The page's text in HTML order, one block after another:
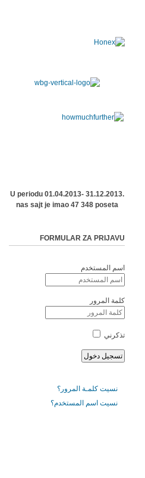
U periodu 01.04.2013- 31.12.2013.
nas sajt je imao 47 348 poseta
FORMULAR ZA PRIJAVU
اسم المستخدم
كلمة المرور
تذكرني
نسيت كلمـة المرور؟
نسيت اسم المستخدم؟